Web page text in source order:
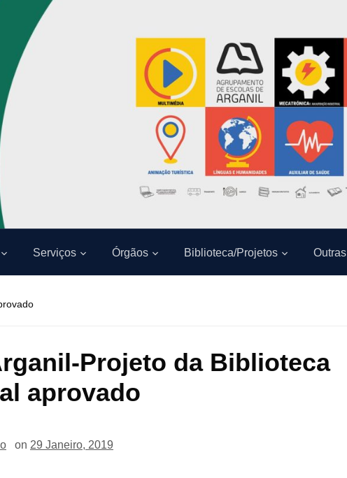
Serviços Órgãos Biblioteca/Projetos Outras
Projeto da Biblioteca
aprovado
on 29 Janeiro, 2019